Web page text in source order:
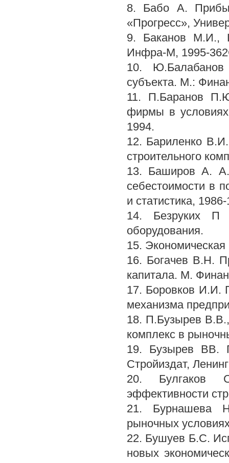
8. Бабо А.
«Прогресс»,
9. Баканов М.И.,
Инфра-М, 1995-
10. Ю.Балабанов
субъекта. М.:
11. П.Баранов
фирмы в условиях
1994.
12. Бариленко
строительного
13. Баширов А. А.
себестоимости в
и статистика,
14. Безруких П
оборудования.
15.
16. Богачев В.Н.
капитала. М.
17. Боровков И.И.
механизма
18. П.Бузырев
комплекс в
19. Бузырев ВВ.
Стройиздат,
20. Булгаков
эффективности
21. Бурнашева
рыночных
22. Бушуев Б.С.
новых